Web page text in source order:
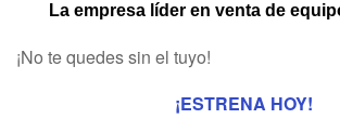
La empresa líder en venta de
¡No te quedes sin el tuyo!
¡ESTRENA HOY!